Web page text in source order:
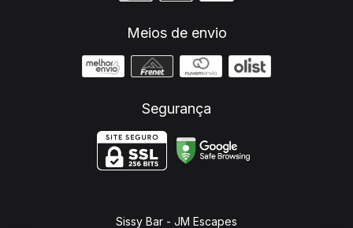
Meios de envio
Segurança
Sissy Bar - JM Escapes